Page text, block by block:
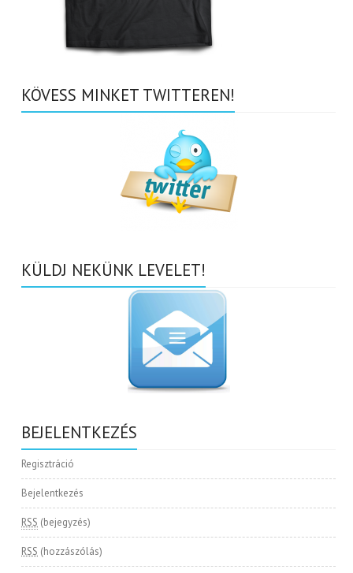
KÖVESS MINKET TWITTEREN!
KÜLDJ NEKÜNK LEVELET!
BEJELENTKEZÉS
Regisztráció
Bejelentkezés
RSS (bejegyzés)
RSS (hozzászólás)